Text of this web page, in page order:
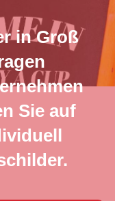
in Groß
Sie auf